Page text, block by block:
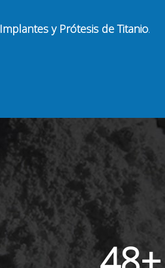
Implantes y Prótesis de Titanio.